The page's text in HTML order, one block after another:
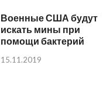
Военные США будут
искать мины при
помощи бактерий
15.11.2019